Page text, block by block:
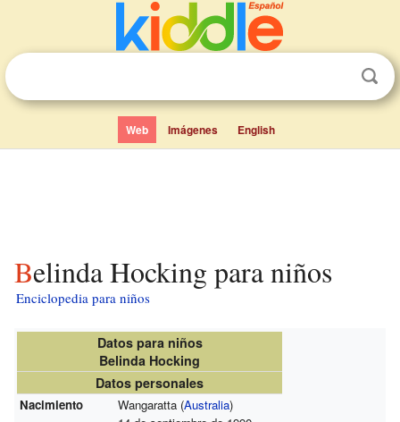
Web Imágenes English
Belinda Hocking para niños
Enciclopedia para niños
Datos para niños
Belinda Hocking
Datos personales
Nacimiento Wangaratta (Australia)